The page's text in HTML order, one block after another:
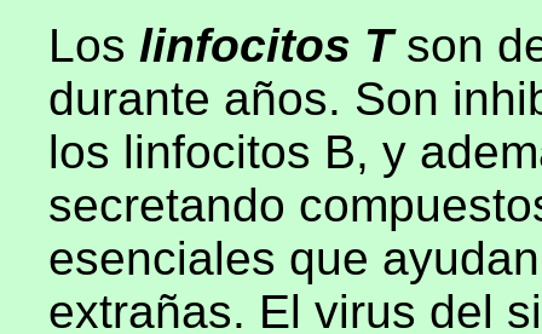
Los linfocitos T son
durante años. Son
los linfocitos B, y
secretando
esenciales que
extrañas. El virus del